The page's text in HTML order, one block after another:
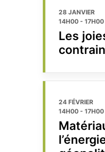
28 JANVIER
14H00 - 17H00
Les
24 FÉVRIER
14H00 - 17H00